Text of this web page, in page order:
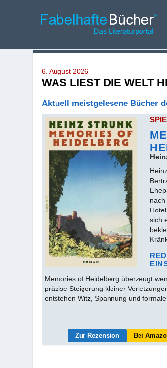
6. August 2026
WAS LIEST DIE WELT
Aktuell meistgelesene Bücher
nach
sich
Memories of Heidelberg überzeugt
präzise Steigerung kleiner
entstehen Witz, Spannung und formale
Zur Rezension Bei